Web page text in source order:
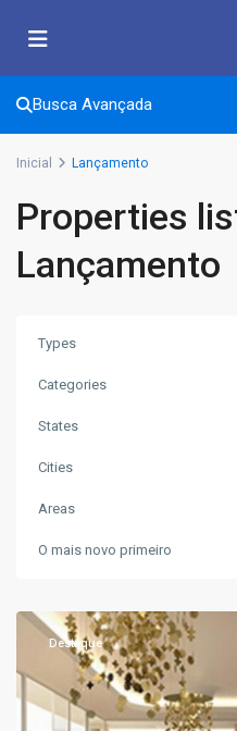
Busca Avançada
Inicial Lançamento
Properties
Lançamento
Types
Categories
States
Cities
Areas
O mais novo primeiro
Destaque